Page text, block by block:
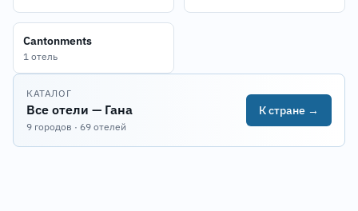
Cantonments
1 отель
КАТАЛОГ
Все отели — Гана
9 городов · 69 отелей
К стране →